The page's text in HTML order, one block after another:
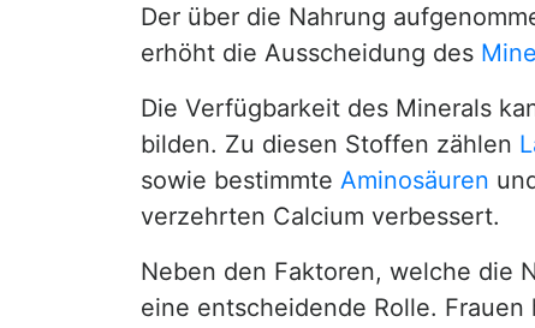
Der über die Nahrung
erhöht die Ausscheidung des
Die Verfügbarkeit des Minerals
bilden. Zu diesen Stoffen zählen
sowie bestimmte Aminosäuren
verzehrten Calcium verbessert.
Neben den Faktoren, welche die
eine entscheidende Rolle.